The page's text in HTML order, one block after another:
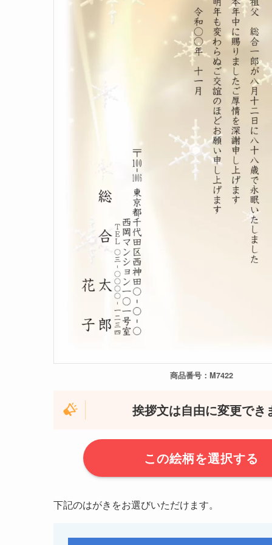
商品番号：M7422
挨拶文は自由に変更でき
この絵柄を選択する
下記のはがきをお選びいただけます。